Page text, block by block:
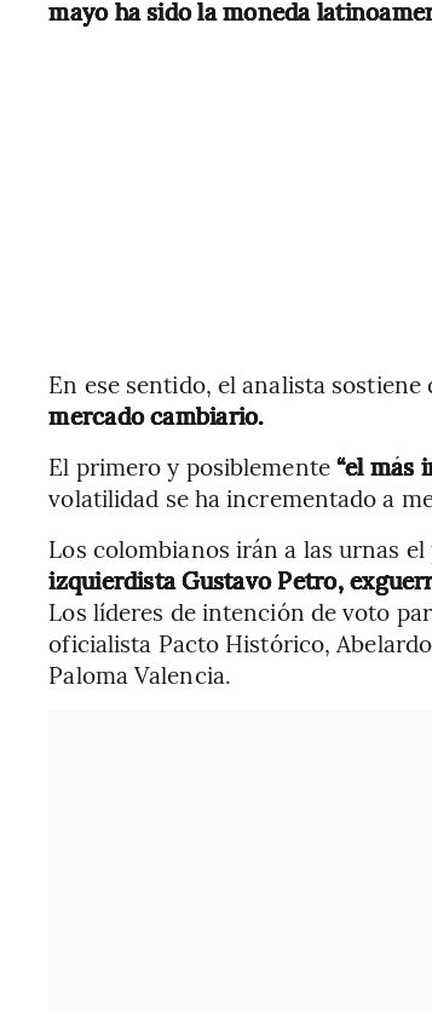
mayo ha sido la moneda
En ese sentido, el analista
mercado cambiario.
El primero y posiblemente“el más
volatilidad se ha incrementado a
Los colombianos irán a las urnas
izquierdista Gustavo Petro,
Los líderes de intención de voto
oficialista Pacto Histórico,
Paloma Valencia.